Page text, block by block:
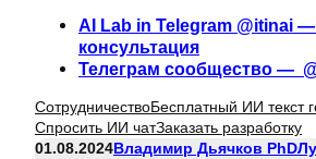
AI Lab in Telegram @itinai
консультация
Телеграм сообщество —
СотрудничествоБесплатный ИИ текст
Спросить ИИ чатЗаказать разработку
01.08.2024Владимир Дьячков PhD